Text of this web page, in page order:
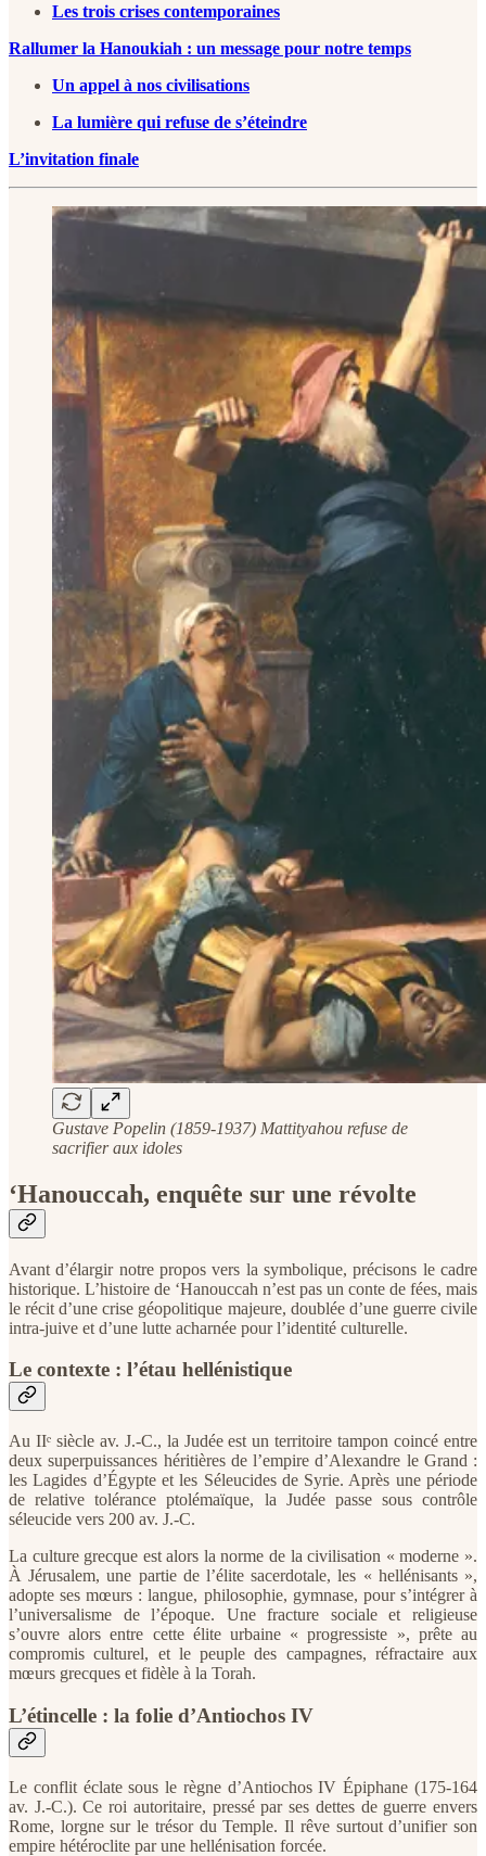
Les trois crises contemporaines
Rallumer la Hanoukiah : un message pour notre temps
Un appel à nos civilisations
La lumière qui refuse de s’éteindre
L’invitation finale
Gustave Popelin (1859-1937) Mattityahou refuse de
sacrifier aux idoles
‘Hanouccah, enquête sur une révolte
Avant d’élargir notre propos vers la symbolique, précisons le cadre
historique. L’histoire de ‘Hanouccah n’est pas un conte de fées, mais
le récit d’une crise géopolitique majeure, doublée d’une guerre civile
intra-juive et d’une lutte acharnée pour l’identité culturelle.
Le contexte : l’étau hellénistique
Au IIᵉ siècle av. J.-C., la Judée est un territoire tampon coincé entre
deux superpuissances héritières de l’empire d’Alexandre le Grand :
les Lagides d’Égypte et les Séleucides de Syrie. Après une période
de relative tolérance ptolémaïque, la Judée passe sous contrôle
séleucide vers 200 av. J.-C.
La culture grecque est alors la norme de la civilisation « moderne ».
À Jérusalem, une partie de l’élite sacerdotale, les « hellénisants »,
adopte ses mœurs : langue, philosophie, gymnase, pour s’intégrer à
l’universalisme de l’époque. Une fracture sociale et religieuse
s’ouvre alors entre cette élite urbaine « progressiste », prête au
compromis culturel, et le peuple des campagnes, réfractaire aux
mœurs grecques et fidèle à la Torah.
L’étincelle : la folie d’Antiochos IV
Le conflit éclate sous le règne d’Antiochos IV Épiphane (175-164
av. J.-C.). Ce roi autoritaire, pressé par ses dettes de guerre envers
Rome, lorgne sur le trésor du Temple. Il rêve surtout d’unifier son
empire hétéroclite par une hellénisation forcée.